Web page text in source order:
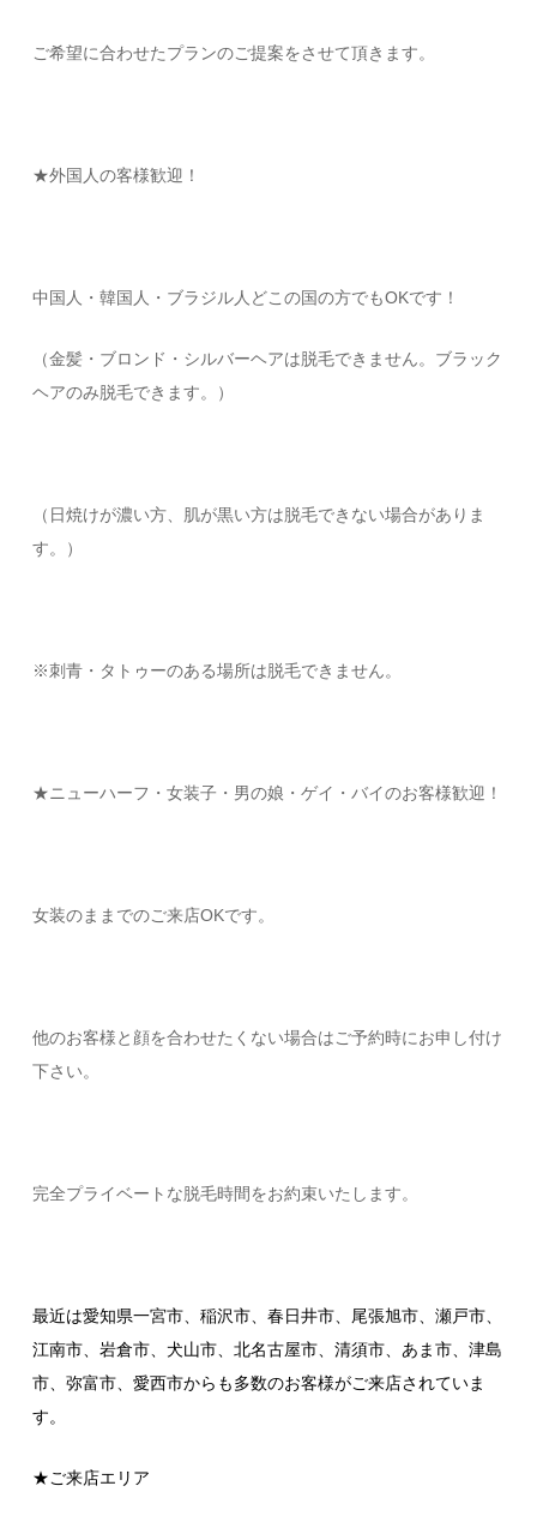
ご希望に合わせたプランのご提案をさせて頂きます。
★外国人の客様歓迎！
中国人・韓国人・ブラジル人どこの国の方でもOKです！
（金髪・ブロンド・シルバーヘアは脱毛できません。ブラック
ヘアのみ脱毛できます。）
（日焼けが濃い方、肌が黒い方は脱毛できない場合がありま
す。）
※刺青・タトゥーのある場所は脱毛できません。
★ニューハーフ・女装子・男の娘・ゲイ・バイのお客様歓迎！
女装のままでのご来店OKです。
他のお客様と顔を合わせたくない場合はご予約時にお申し付け
下さい。
完全プライベートな脱毛時間をお約束いたします。
最近は愛知県一宮市、稲沢市、春日井市、尾張旭市、瀬戸市、
江南市、岩倉市、犬山市、北名古屋市、清須市、あま市、津島
市、弥富市、愛西市からも多数のお客様がご来店されていま
す。
★ご来店エリア